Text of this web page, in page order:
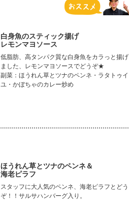
白身魚のスティック揚げ
レモンマヨソース
低脂肪、高タンパク質な白身魚をカラっと揚げ
ました、レモンマヨソースでどうぞ★
副菜：ほうれん草とツナのペンネ・ラタトゥイ
ユ・かぼちゃのカレー炒め
ほうれん草とツナのペンネ＆
海老ピラフ
スタッフに大人気のペンネ、海老ピラフとどう
ぞ！！サルサハンバーグ入り。